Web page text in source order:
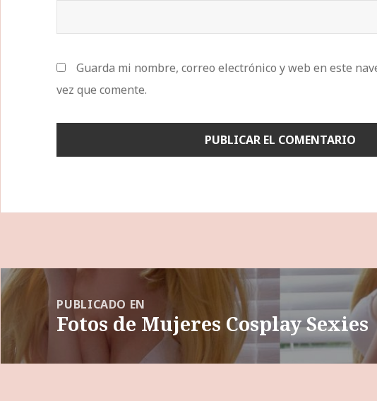
Guarda mi nombre, correo electrónico y web en este
vez que comente.
Navegación
de
entradas
PUBLICADO EN
Fotos de Mujeres Cosplay Sexies